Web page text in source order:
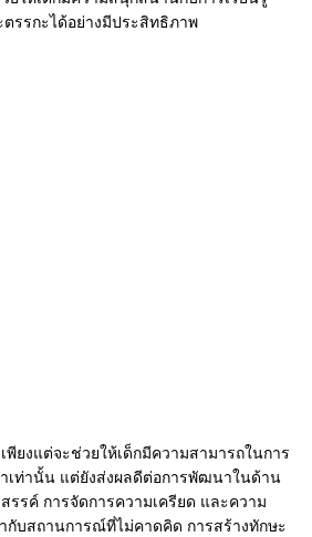
รรกะได้อย่างมีประสิทธิภาพ
พียงแต่จะช่วยให้เด็กมีความสามารถในการ
เท่านั้น แต่ยังส่งผลดีต่อการพัฒนาในด้าน
รรค์ การจัดการความเครียด และความ
กับสถานการณ์ที่ไม่คาดคิด การสร้างทักษะ